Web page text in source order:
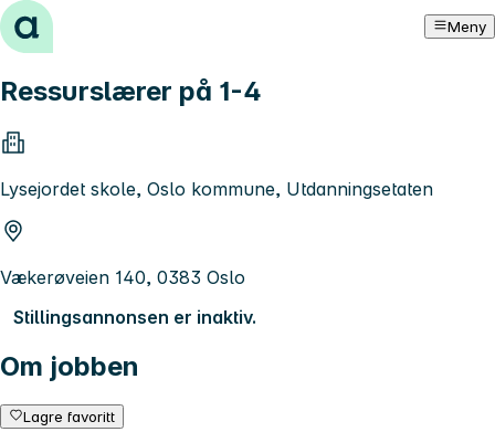
Hopp til innhold Meny
Ressurslærer på 1-4
Lysejordet skole, Oslo kommune, Utdanningsetaten
Vækerøveien 140, 0383 Oslo
Stillingsannonsen er inaktiv.
Om jobben
Lagre favoritt